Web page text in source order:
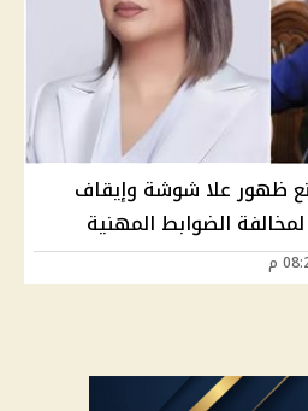
ظهور علا شوشة وإيقاف